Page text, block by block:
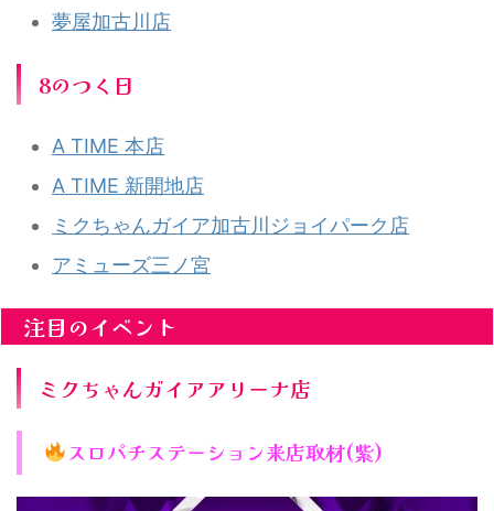
夢屋加古川店
8のつく日
A TIME 本店
A TIME 新開地店
ミクちゃんガイア加古川ジョイパーク店
アミューズ三ノ宮
注目のイベント
ミクちゃんガイアアリーナ店
スロパチステーション来店取材(紫)